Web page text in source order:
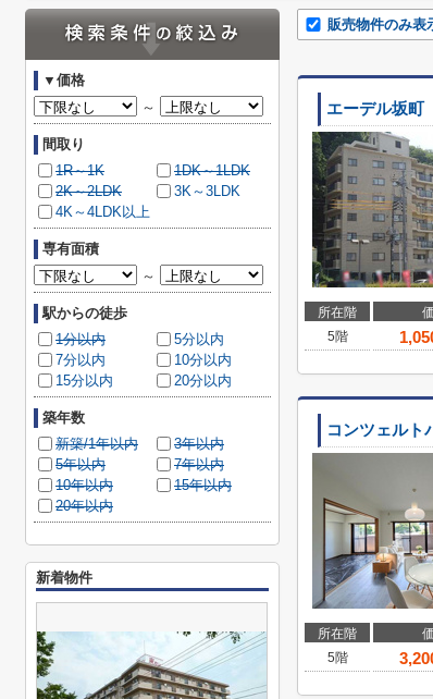
販売物件のみ表
エーデル坂町
所在階
5階
コンツェルト
所在階
5階
▼価格
～
間取り
1R～1K
1DK～1LDK
2K～2LDK
3K～3LDK
4K～4LDK以上
専有面積
～
駅からの徒歩
1分以内
5分以内
7分以内
10分以内
15分以内
20分以内
築年数
新築/1年以内
3年以内
5年以内
7年以内
10年以内
15年以内
20年以内
新着物件